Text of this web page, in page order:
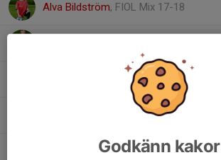
Alva Bildström, FIOL Mix 17-18
Maj LångdahlGodkänn kakor